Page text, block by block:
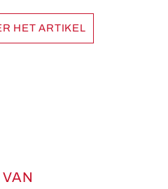
HET ARTIKEL